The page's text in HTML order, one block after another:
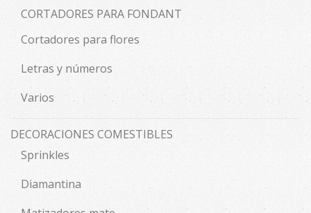
CORTADORES PARA FONDANT
Cortadores para flores
Letras y números
Varios
DECORACIONES COMESTIBLES
Sprinkles
Diamantina